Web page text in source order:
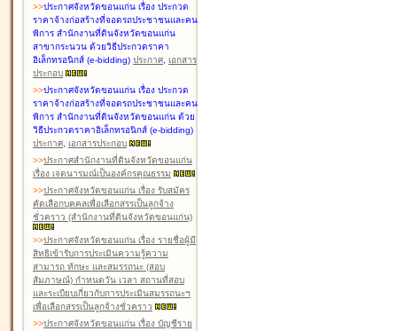
>>ประกาศจังหวัดขอนแก่น เรื่อง ประกวด
ราคาจ้างก่อสร้างที่จอดรถประชาชนและคน
พิการ สำนักงานที่ดินจังหวัดขอนแก่น
สาขากระนวน ด้วยวิธีประกวดราคา
อิเล็กทรอนิกส์ (e-bidding) ประกาศ, เอกสาร
ประกอบ
>>ประกาศจังหวัดขอนแก่น เรื่อง ประกวด
ราคาจ้างก่อสร้างที่จอดรถประชาชนและคน
พิการ สำนักงานที่ดินจังหวัดขอนแก่น ด้วย
วิธีประกวดราคาอิเล็กทรอนิกส์ (e-bidding)
ประกาศ, เอกสารประกอบ
>>ประกาศสำนักงานที่ดินจังหวัดขอนแก่น
เรื่อง เจตนารมณ์เป็นองค์กรคุณธรรม
>>ประกาศจังหวัดขอนแก่น เรื่อง รับสมัคร
คัดเลือกบุคคลเพื่อเลือกสรรเป็นลูกจ้าง
ชั่วคราว (สำนักงานที่ดินจังหวัดขอนแก่น)
>>ประกาศจังหวัดขอนแก่น เรื่อง รายชื่อผู้มี
สิทธิเข้ารับการประเมินความรู้ความ
สามารถ ทักษะ และสมรรถนะ (สอบ
สัมภาษณ์) กำหนดวัน เวลา สถานที่สอบ
และระเบียบเกี่ยวกับการประเมินสมรรถนะฯ
เพื่อเลือกสรรเป็นลูกจ้างชั่วคราว
>>ประกาศจังหวัดขอนแก่น เรื่อง บัญชีราย